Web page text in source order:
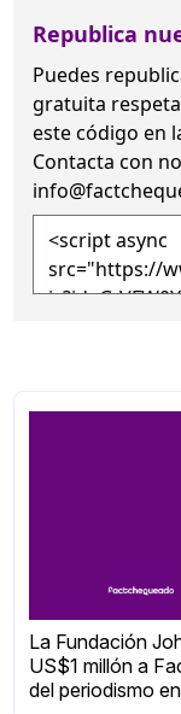
Republica
Puedes
gratuita
este código en
Contacta con
La Fundación
US$1 millón a
del periodismo